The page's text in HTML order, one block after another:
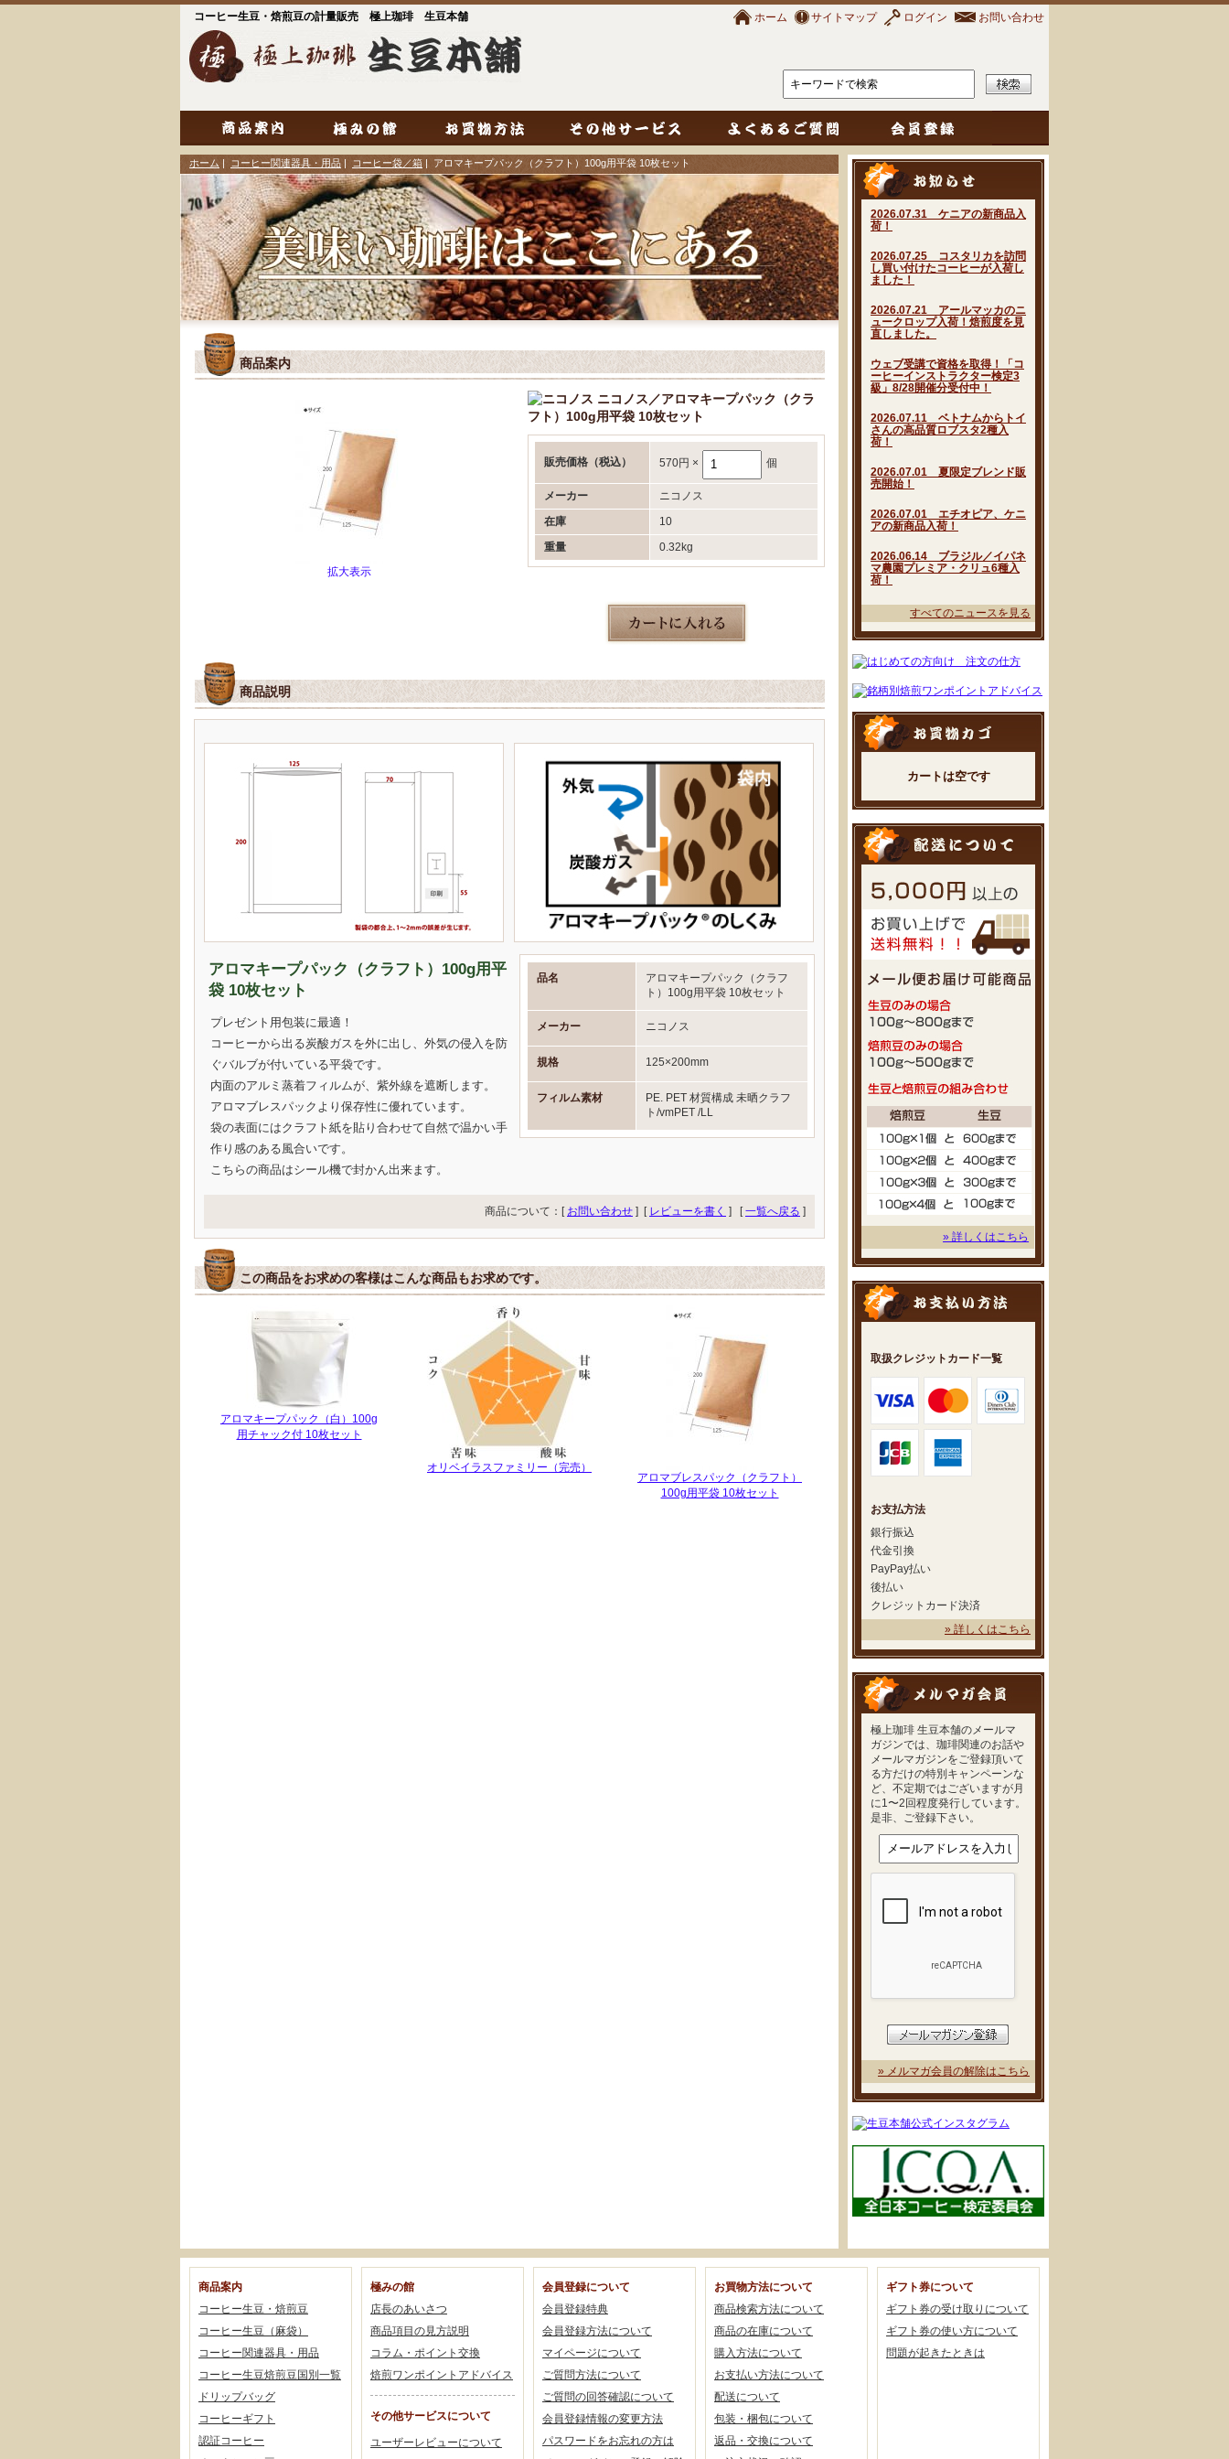
コーヒー生豆・焙煎豆の計量販売 極上珈琲 生豆本舗 ホーム サイトマップ ログイン お問い合わせ
2026.07.31 ケニアの新商品入
荷！
2026.07.25 コスタリカを訪問
し買い付けたコーヒーが入荷し
ました！
2026.07.21 アールマッカのニ
ュークロップ入荷！焙煎度を見
直しました。
ウェブ受講で資格を取得！「コ
ーヒーインストラクター検定3
級」8/28開催分受付中！
2026.07.11 ベトナムからトイ
さんの高品質ロブスタ2種入
荷！
2026.07.01 夏限定ブレンド販
売開始！
2026.07.01 エチオピア、ケニ
アの新商品入荷！
2026.06.14 ブラジル／イパネ
マ農園プレミア・クリュ6種入
荷！
すべてのニュースを見る
カートは空です
» 詳しくはこちら
取扱クレジットカード一覧
お支払方法
銀行振込
代金引換
PayPay払い
後払い
クレジットカード決済
» 詳しくはこちら
極上珈琲 生豆本舗のメールマ
ガジンでは、珈琲関連のお話や
メールマガジンをご登録頂いて
る方だけの特別キャンペーンな
ど、不定期ではございますが月
に1〜2回程度発行しています。
是非、ご登録下さい。
» メルマガ会員の解除はこちら
ホーム | コーヒー関連器具・用品 | コーヒー袋／箱 | アロマキープパック（クラフト）100g用平袋 10枚セット
商品案内
拡大表示
ニコノス／アロマキープパック（クラ
フト）100g用平袋 10枚セット
販売価格 （税込） 570円 × 個
メーカー
ニコノス
在庫
10
重量
0.32kg
商品説明
アロマキープパック（クラフト）100g用平
袋 10枚セット
プレゼント用包装に最適！
コーヒーから出る炭酸ガスを外に出し、外気の侵入を防
ぐバルブが付いている平袋です。
内面のアルミ蒸着フィルムが、紫外線を遮断します。
アロマブレスパックより保存性に優れています。
袋の表面にはクラフト紙を貼り合わせて自然で温かい手
作り感のある風合いです。
こちらの商品はシール機で封かん出来ます。
品名
アロマキープパック（クラフ
ト）100g用平袋 10枚セット
メーカー ニコノス
規格 125×200mm
フィルム素材
PE. PET 材質構成 未晒クラフ
ト/vmPET /LL
商品について：[ お問い合わせ ] [ レビューを書く ] [一覧へ戻る ]
この商品をお求めの客様はこんな商品もお求めです。
アロマキープパック（白）100g
用チャック付 10枚セット
オリベイラスファミリー（完売）
アロマブレスパック（クラフト）
100g用平袋 10枚セット
商品案内
コーヒー生豆・焙煎豆
コーヒー生豆（麻袋）
コーヒー関連器具・用品
コーヒー生豆焙煎豆国別一覧
ドリップバッグ
コーヒーギフト
認証コーヒー
極みの館
店長のあいさつ
商品項目の見方説明
コラム・ポイント交換
焙煎ワンポイントアドバイス
その他サービスについて
ユーザーレビューについて
会員登録について
会員登録特典
会員登録方法について
マイページについて
ご質問方法について
ご質問の回答確認について
会員登録情報の変更方法
パスワードをお忘れの方は
お買物方法について
商品検索方法について
商品の在庫について
購入方法について
お支払い方法について
配送について
包装・梱包について
返品・交換について
ギフト券について
ギフト券の受け取りについて
ギフト券の使い方について
問題が起きたときは